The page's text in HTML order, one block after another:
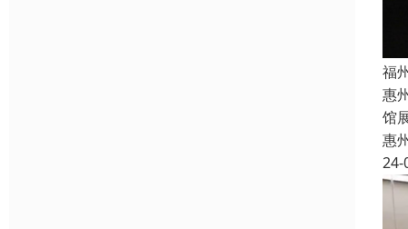
福
惠
馆
惠
24-